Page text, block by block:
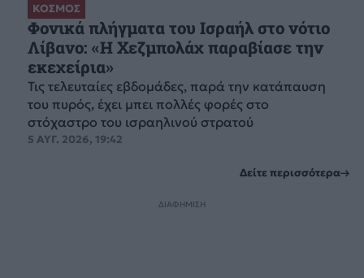
ΚΟΣΜΟΣ
Φονικά πλήγματα του Ισραήλ στο νότιο
Λίβανο: «Η Χεζμπολάχ παραβίασε την
εκεχείρια»
Τις τελευταίες εβδομάδες, παρά την κατάπαυση
του πυρός, έχει μπει πολλές φορές στο
στόχαστρο του ισραηλινού στρατού
5 ΑΥΓ. 2026, 19:42
Δείτε περισσότερα
ΔΙΑΦΗΜΙΣΗ